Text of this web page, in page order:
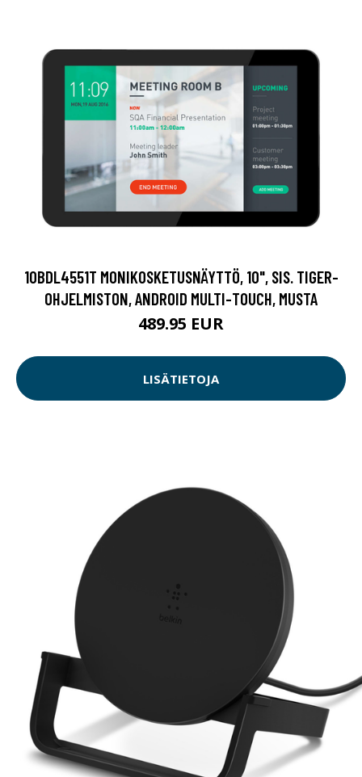
10BDL4551T MONIKOSKETUSNÄYTTÖ, 10", SIS. TIGER-
OHJELMISTON, ANDROID MULTI-TOUCH, MUSTA
489.95 EUR
LISÄTIETOJA